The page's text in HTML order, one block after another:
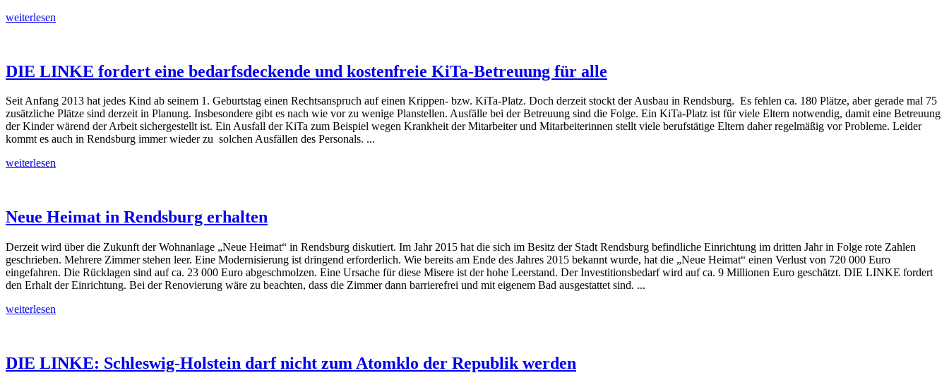
weiterlesen
DIE LINKE fordert eine bedarfsdeckende und kostenfreie KiTa-Betreuung für alle
Seit Anfang 2013 hat jedes Kind ab seinem 1. Geburtstag einen Rechtsanspruch auf einen Krippen- bzw. KiTa-Platz. Doch derzeit stockt der Ausbau in Rendsburg. Es fehlen ca. 180 Plätze, aber gerade mal 75
zusätzliche Plätze sind derzeit in Planung. Insbesondere gibt es nach wie vor zu wenige Planstellen. Ausfälle bei der Betreuung sind die Folge. Ein KiTa-Platz ist für viele Eltern notwendig, damit eine Betreuung
der Kinder wärend der Arbeit sichergestellt ist. Ein Ausfall der KiTa zum Beispiel wegen Krankheit der Mitarbeiter und Mitarbeiterinnen stellt viele berufstätige Eltern daher regelmäßig vor Probleme. Leider
kommt es auch in Rendsburg immer wieder zu solchen Ausfällen des Personals. ...
weiterlesen
Neue Heimat in Rendsburg erhalten
Derzeit wird über die Zukunft der Wohnanlage „Neue Heimat“ in Rendsburg diskutiert. Im Jahr 2015 hat die sich im Besitz der Stadt Rendsburg befindliche Einrichtung im dritten Jahr in Folge rote Zahlen
geschrieben. Mehrere Zimmer stehen leer. Eine Modernisierung ist dringend erforderlich. Wie bereits am Ende des Jahres 2015 bekannt wurde, hat die „Neue Heimat“ einen Verlust von 720 000 Euro
eingefahren. Die Rücklagen sind auf ca. 23 000 Euro abgeschmolzen. Eine Ursache für diese Misere ist der hohe Leerstand. Der Investitionsbedarf wird auf ca. 9 Millionen Euro geschätzt. DIE LINKE fordert
den Erhalt der Einrichtung. Bei der Renovierung wäre zu beachten, dass die Zimmer dann barrierefrei und mit eigenem Bad ausgestattet sind. ...
weiterlesen
DIE LINKE: Schleswig-Holstein darf nicht zum Atomklo der Republik werden